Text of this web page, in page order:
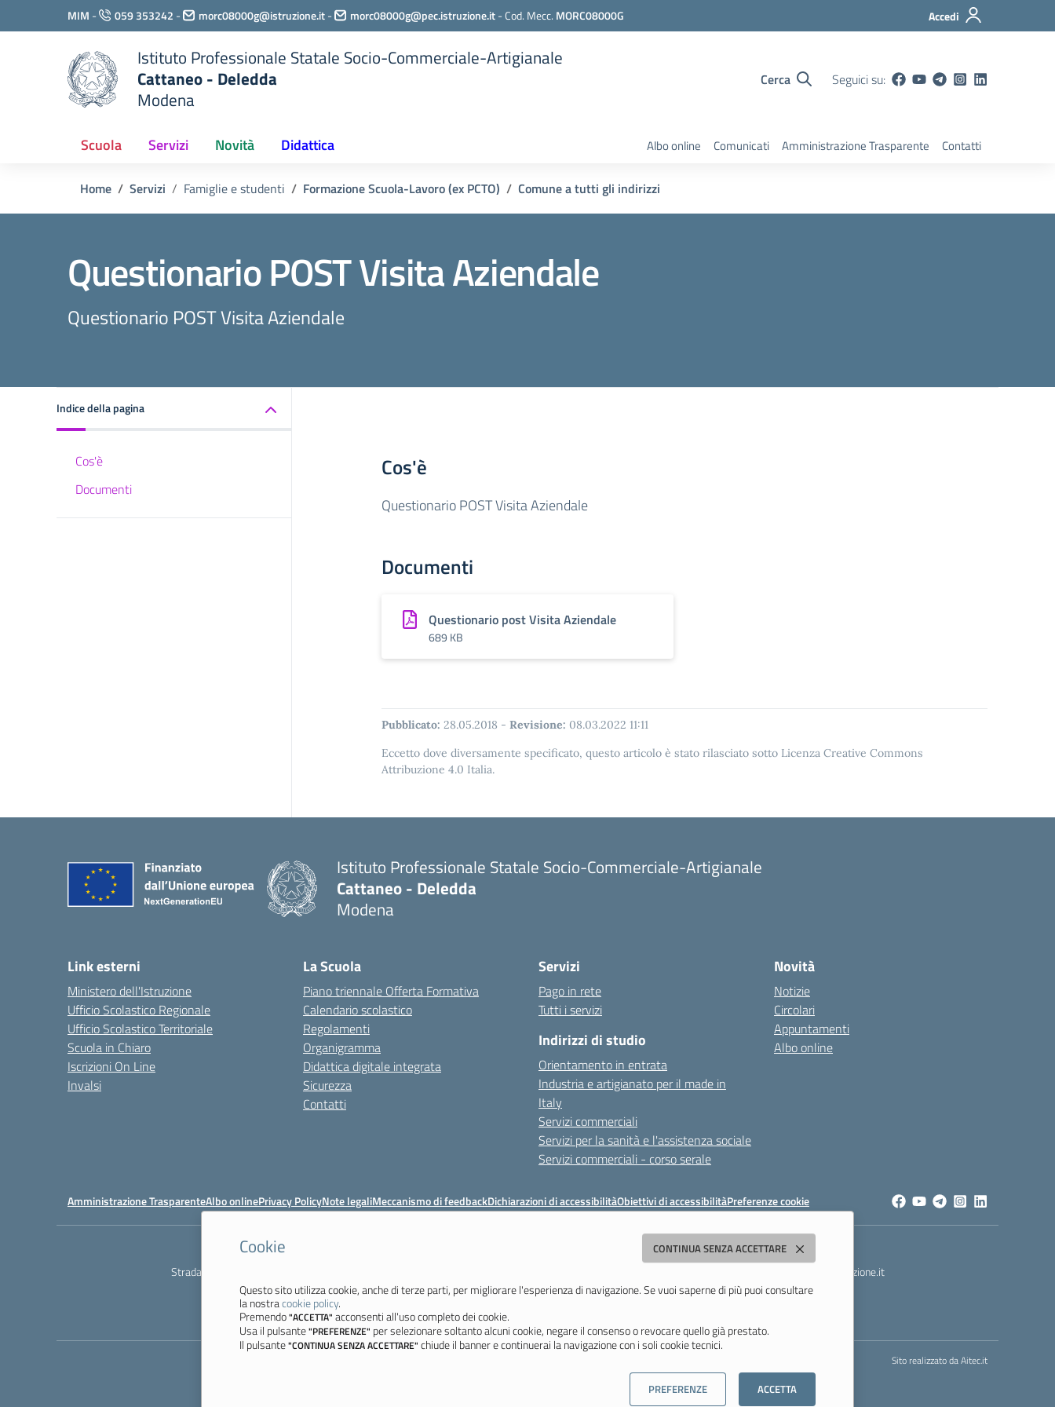
Cookie CONTINUA SENZA ACCETTARE
Questo sito utilizza cookie, anche di terze parti, per migliorare l'esperienza di navigazione. Se vuoi saperne di più puoi consultare
la nostracookie policy.
Premendo"ACCETTA" acconsenti all'uso completo dei cookie.
Usa il pulsante"PREFERENZE" per selezionare soltanto alcuni cookie, negare il consenso o revocare quello già prestato.
Il pulsante"CONTINUA SENZA ACCETTARE" chiude il banner e continuerai la navigazione con i soli cookie tecnici.
PREFERENZE ACCETTA
Vai ai contenuti
Vai al menu di navigazione
MIM - 059 353242 - morc08000g@istruzione.it- morc08000g@pec.istruzione.it-Cod. Mecc. MORC08000G Accedi
Istituto Professionale Statale Socio-Commerciale-Artigianale
Cattaneo - Deledda
Modena
Cerca Seguici su:
Scuola Servizi Novità Didattica Albo online Comunicati Amministrazione Trasparente Contatti
Home Servizi Famiglie e studenti Formazione Scuola-Lavoro (ex PCTO) Comune a tutti gli indirizzi
Questionario POST Visita Aziendale
Questionario POST Visita Aziendale
Indice della pagina
Cos'è
Documenti
Cos'è
Questionario POST Visita Aziendale
Documenti
Questionario post Visita Aziendale
689 KB
Pubblicato: 28.05.2018 - Revisione: 08.03.2022 11:11
Eccetto dove diversamente specificato, questo articolo è stato rilasciato sotto Licenza Creative Commons
Attribuzione 4.0 Italia.
Istituto Professionale Statale Socio-Commerciale-Artigianale
Cattaneo - Deledda
Modena
Link esterni
Ministero dell'Istruzione
Ufficio Scolastico Regionale
Ufficio Scolastico Territoriale
Scuola in Chiaro
Iscrizioni On Line
Invalsi
La Scuola
Piano triennale Offerta Formativa
Calendario scolastico
Regolamenti
Organigramma
Didattica digitale integrata
Sicurezza
Contatti
Servizi
Pago in rete
Tutti i servizi
Indirizzi di studio
Orientamento in entrata
Industria e artigianato per il made in
Italy
Servizi commerciali
Servizi per la sanità e l'assistenza sociale
Servizi commerciali - corso serale
Novità
Notizie
Circolari
Appuntamenti
Albo online
Amministrazione TrasparenteAlbo onlinePrivacy PolicyNote legaliMeccanismo di feedbackDichiarazioni di accessibilitàObiettivi di accessibilitàPreferenze cookie
Istituto Professionale Statale Socio-Commerciale-Artigianale "Cattaneo - Deledda"
Strada degli Schiocchi, 110 - 41124 Modena - Tel. 059 353242 - Fax 059 351005 - Email:
morc08000g@pec.istruzione.it
Codice meccanografico: MORC08000G - C.F. 94177200360
Ultimo aggiornamento: Mercoledì, 29 Luglio 2026 ore 10:08
Sito realizzato daAitec.it